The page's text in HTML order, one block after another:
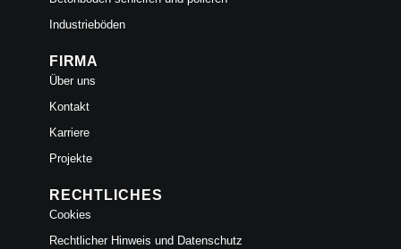
Industrieböden
FIRMA
Über uns
Kontakt
Karriere
Projekte
RECHTLICHES
Cookies
Rechtlicher Hinweis und Datenschutz